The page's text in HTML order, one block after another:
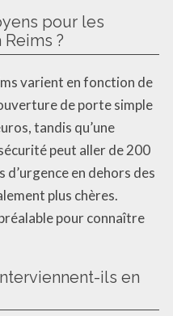
pour les
?
varient en fonction de
de porte simple
tandis qu’une
peut aller de 200
en dehors des
plus chères.
pour connaître
ils en